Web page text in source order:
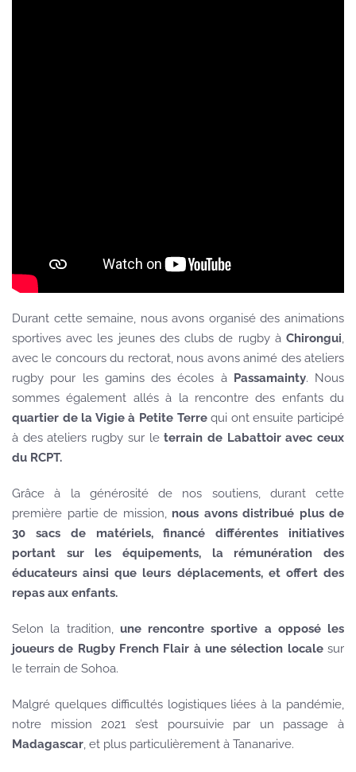
Durant cette semaine, nous avons organisé des animations
sportives avec les jeunes des clubs de rugby à Chirongui,
avec le concours du rectorat, nous avons animé des ateliers
rugby pour les gamins des écoles à Passamainty. Nous
sommes également allés à la rencontre des enfants du
quartier de la Vigie à Petite Terrequi ont ensuite participé
à des ateliers rugby sur leterrain de Labattoir avec ceux
du RCPT.
Grâce à la générosité de nos soutiens, durant cette
première partie de mission, nous avons distribué plus de
30 sacs de matériels, financé différentes initiatives
portant sur les équipements, la rémunération des
éducateurs ainsi que leurs déplacements, et offert des
repas aux enfants.
Selon la tradition, une rencontre sportive a opposé les
joueurs de Rugby French Flair à une sélection localesur
le terrain de Sohoa.
Malgré quelques difficultés logistiques liées à la pandémie,
notre mission 2021 s’est poursuivie par un passage à
Madagascar, et plus particulièrement à Tananarive.